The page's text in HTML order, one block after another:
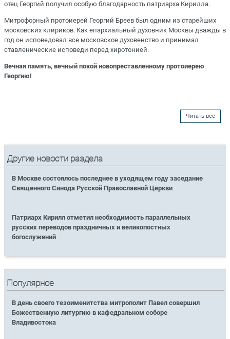
отец Георгий получил особую благодарность патриарха Кирилла.
Митрофорный протоиерей Георгий Бреев был одним из старейших
московских клириков. Как епархиальный духовник Москвы дважды в
год он исповедовал все московское духовенство и принимал
ставленические исповеди перед хиротонией.
Вечная память, вечный покой новопреставленному протоиерею
Георгию!
Читать все
Другие новости раздела
В Москве состоялось последнее в уходящем году заседание
Священного Синода Русской Православной Церкви
Патриарх Кирилл отметил необходимость параллельных
русских переводов праздничных и великопостных
богослужений
Популярное
В день своего тезоименитства митрополит Павел совершил
Божественную литургию в кафедральном соборе
Владивостока